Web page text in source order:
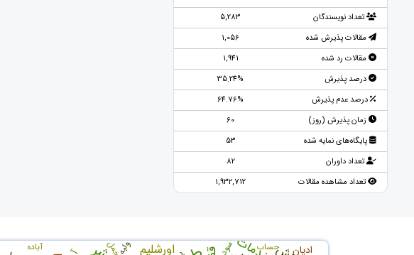
تعداد نویسندگان
5,283
مقالات پذیرش شده
1,056
مقالات رد شده
1,941
درصد پذیرش
35.24%
درصد عدم پذیرش
64.76%
زمان پذیرش (روز)
60
پایگاه‌های نمایه شده
53
تعداد داوران
82
تعداد مشاهده مقالات
1,932,712
اورشلیم ادیان آباده جمل سود حساب ولبه